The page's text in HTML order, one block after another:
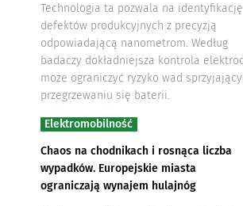
Technologia ta pozwala na identyfikację
defektów produkcyjnych z precyzją
odpowiadającą nanometrom. Według
badaczy dokładniejsza kontrola elektrod
może ograniczyć ryzyko wad
przegrzewaniu się baterii.
Elektromobilność
Chaos na chodnikach i rosnąca liczba
wypadków. Europejskie miasta
ograniczają wynajem hulajnóg